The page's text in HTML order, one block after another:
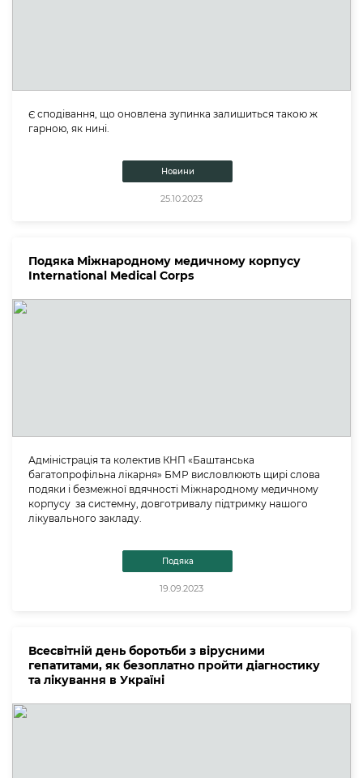
Є сподівання, що оновлена зупинка залишиться такою ж
гарною, як нині.
Новини
25.10.2023
Подяка Міжнародному медичному корпусу
International Medical Corps
Адміністрація та колектив КНП «Баштанська
багатопрофільна лікарня» БМР висловлюють щирі слова
подяки і безмежної вдячності Міжнародному медичному
корпусу за системну, довготривалу підтримку нашого
лікувального закладу.
Подяка
19.09.2023
Всесвітній день боротьби з вірусними
гепатитами, як безоплатно пройти діагностику
та лікування в Україні